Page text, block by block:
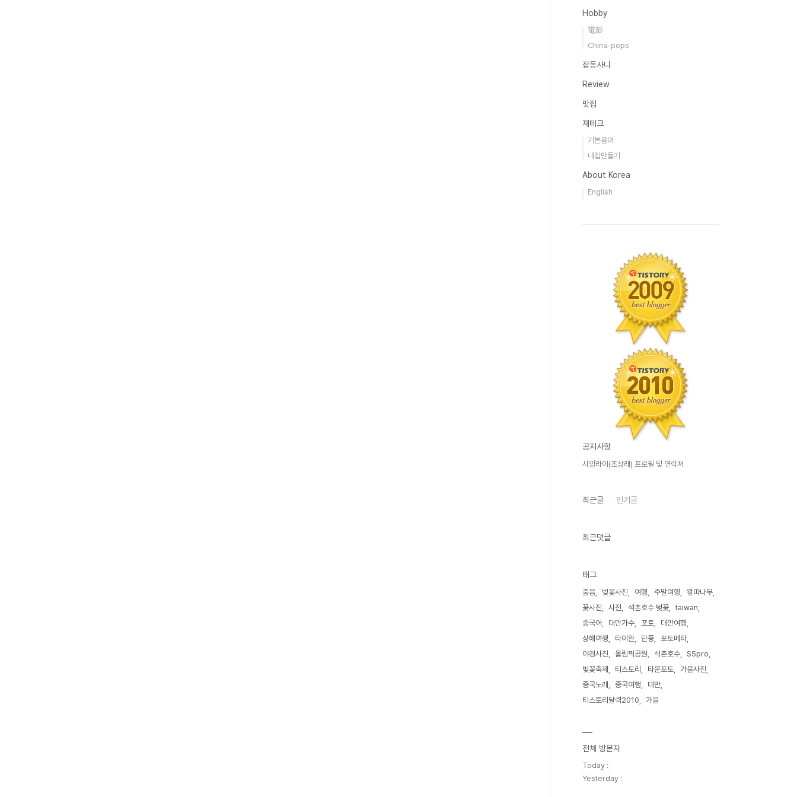
Hobby
電影
China-pops
잡동사니
Review
맛집
재테크
기본용어
내집만들기
About Korea
English
공지사항
시앙라이(조상래) 프로필 및 연락처
최근글 인기글
최근댓글
태그
중음 벚꽃사진 여행 주말여행
왕따나무
꽃사진
사진 석촌호수 벚꽃
taiwan
중국어
대만가수 포토
대만여행
상해여행
타이완 단풍
포토메타
야경사진
올림픽공원 석촌호수
S5pro
벚꽃축제
티스토리 타운포토
가을사진
중국노래
중국여행
대만
티스토리달력2010
가을
전체 방문자
Today :
Yesterday :